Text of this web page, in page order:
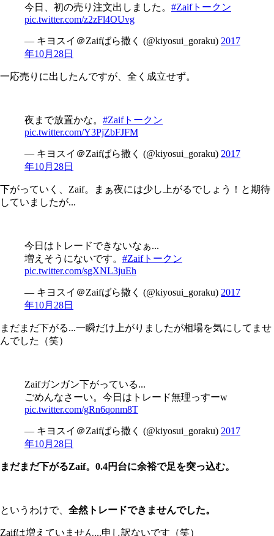
今日、初の売り注文出しました。 #Zaifトークン
pic.twitter.com/z2zFl4OUvg
— キヨスイ＠Zaifばら撒く (@kiyosui_goraku) 2017
年10月28日
一応売りに出したんですが、全く成立せず。
夜まで放置かな。 #Zaifトークン
pic.twitter.com/Y3PjZbFJFM
— キヨスイ＠Zaifばら撒く (@kiyosui_goraku) 2017
年10月28日
下がっていく、Zaif。まぁ夜には少し上がるでしょう！と期待
していましたが...
今日はトレードできないなぁ...
増えそうにないです。 #Zaifトークン
pic.twitter.com/sgXNL3juEh
— キヨスイ＠Zaifばら撒く (@kiyosui_goraku) 2017
年10月28日
まだまだ下がる...一瞬だけ上がりましたが相場を気にしてませ
んでした（笑）
Zaifガンガン下がっている...
ごめんなさーい。今日はトレード無理っすーw
pic.twitter.com/gRn6qonm8T
— キヨスイ＠Zaifばら撒く (@kiyosui_goraku) 2017
年10月28日
まだまだ下がるZaif。0.4円台に余裕で足を突っ込む。
というわけで、 全然トレードできませんでした。
Zaifは増えていません...申し訳ないです（笑）